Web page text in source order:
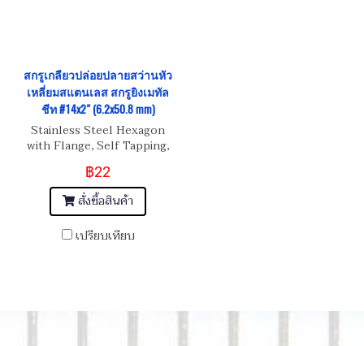
สกรูเกลียวปล่อยปลายสว่านหัว
เหลี่ยมสแตนเลส สกรูยิงเมทัล
ชีท #14x2" (6.2x50.8 mm)
Stainless Steel Hexagon
with Flange, Self Tapping,
Metal Sheet Screw #14x2"
(6.2x50.8 mm)
฿22
สั่งซื้อสินค้า
เปรียบเทียบ